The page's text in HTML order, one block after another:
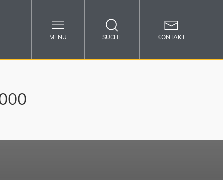
MENÜ SUCHE KONTAKT